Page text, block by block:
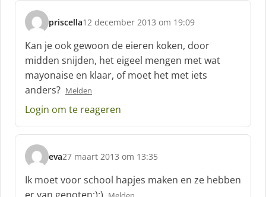
priscella
s
c
h
r
e
e
:
12 december 2013 om 19:09
Kan je ook gewoon de eieren koken, door
midden snijden, het eigeel mengen met wat
mayonaise en klaar, of moet het met iets
anders? Melden
Login om te reageren
eva
s
c
h
27 maart 2013 om 13:35
Ik moet voor school hapjes maken en ze hebben